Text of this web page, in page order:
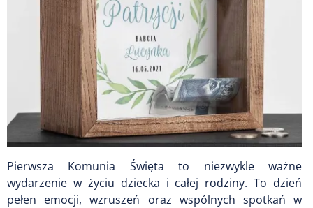
Pierwsza Komunia Święta to niezwykle ważne
wydarzenie w życiu dziecka i całej rodziny. To dzień
pełen emocji, wzruszeń oraz wspólnych spotkań w